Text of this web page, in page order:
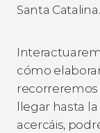
Santa
cómo
recorreremos
llegar hasta
acercáis,